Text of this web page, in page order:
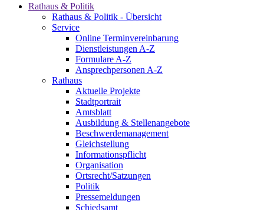
Rathaus & Politik
Rathaus & Politik - Übersicht
Service
Online Terminvereinbarung
Dienstleistungen A-Z
Formulare A-Z
Ansprechpersonen A-Z
Rathaus
Aktuelle Projekte
Stadtportrait
Amtsblatt
Ausbildung & Stellenangebote
Beschwerdemanagement
Gleichstellung
Informationspflicht
Organisation
Ortsrecht/Satzungen
Politik
Pressemeldungen
Schiedsamt